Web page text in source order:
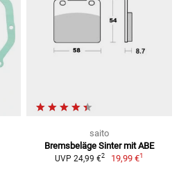
saito
Bremsbeläge Sinter mit ABE
UVP 24,99 €2 19,99 €1